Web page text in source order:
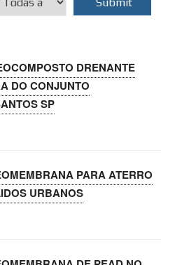
DRENANTE
DO CONJUNTO
SP
PARA ATERRO
URBANOS